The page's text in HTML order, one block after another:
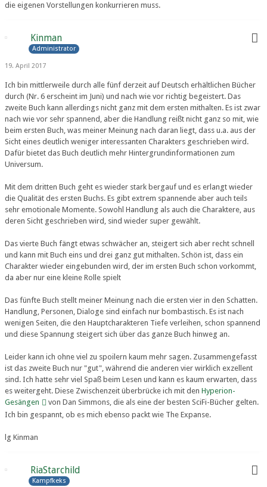
die eigenen Vorstellungen konkurrieren muss.
Kinman
Administrator
19. April 2017
Ich bin mittlerweile durch alle fünf derzeit auf Deutsch erhältlichen Bücher
durch (Nr. 6 erscheint im Juni) und nach wie vor richtig begeistert. Das
zweite Buch kann allerdings nicht ganz mit dem ersten mithalten. Es ist zwar
nach wie vor sehr spannend, aber die Handlung reißt nicht ganz so mit, wie
beim ersten Buch, was meiner Meinung nach daran liegt, dass u.a. aus der
Sicht eines deutlich weniger interessanten Charakters geschrieben wird.
Dafür bietet das Buch deutlich mehr Hintergrundinformationen zum
Universum.
Mit dem dritten Buch geht es wieder stark bergauf und es erlangt wieder
die Qualität des ersten Buchs. Es gibt extrem spannende aber auch teils
sehr emotionale Momente. Sowohl Handlung als auch die Charaktere, aus
deren Sicht geschrieben wird, sind wieder super gewählt.
Das vierte Buch fängt etwas schwächer an, steigert sich aber recht schnell
und kann mit Buch eins und drei ganz gut mithalten. Schön ist, dass ein
Charakter wieder eingebunden wird, der im ersten Buch schon vorkommt,
da aber nur eine kleine Rolle spielt
Das fünfte Buch stellt meiner Meinung nach die ersten vier in den Schatten.
Handlung, Personen, Dialoge sind einfach nur bombastisch. Es ist nach
wenigen Seiten, die den Hauptcharakteren Tiefe verleihen, schon spannend
und diese Spannung steigert sich über das ganze Buch hinweg an.
Leider kann ich ohne viel zu spoilern kaum mehr sagen. Zusammengefasst
ist das zweite Buch nur "gut", während die anderen vier wirklich exzellent
sind. Ich hatte sehr viel Spaß beim Lesen und kann es kaum erwarten, dass
es weitergeht. Diese Zwischenzeit überbrücke ich mit den Hyperion-
Gesängen
von Dan Simmons, die als eine der besten SciFi-Bücher gelten.
Ich bin gespannt, ob es mich ebenso packt wie The Expanse.
lg Kinman
RiaStarchild
Kampfkeks